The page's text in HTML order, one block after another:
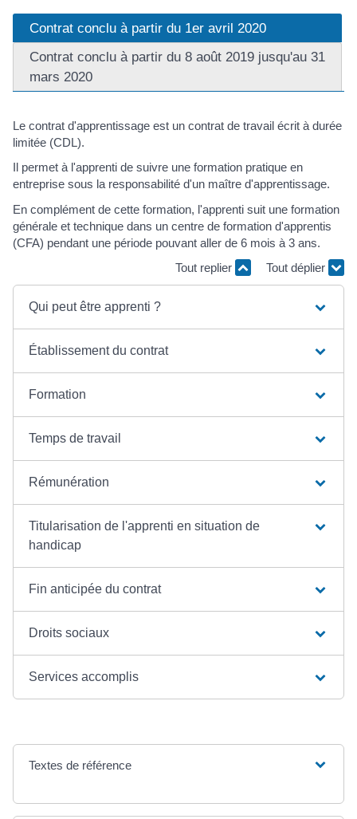
Contrat conclu à partir du 1er avril 2020
Contrat conclu à partir du 8 août 2019 jusqu'au 31
mars 2020
Le contrat d'apprentissage est un contrat de travail écrit à durée
limitée (CDL).
Il permet à l'apprenti de suivre une formation pratique en
entreprise sous la responsabilité d'un maître d'apprentissage.
En complément de cette formation, l'apprenti suit une formation
générale et technique dans un centre de formation d'apprentis
(CFA) pendant une période pouvant aller de 6 mois à 3 ans.
Tout replier
Tout déplier
Qui peut être apprenti ?
Établissement du contrat
Formation
Temps de travail
Rémunération
Titularisation de l'apprenti en situation de
handicap
Fin anticipée du contrat
Droits sociaux
Services accomplis
Textes de référence